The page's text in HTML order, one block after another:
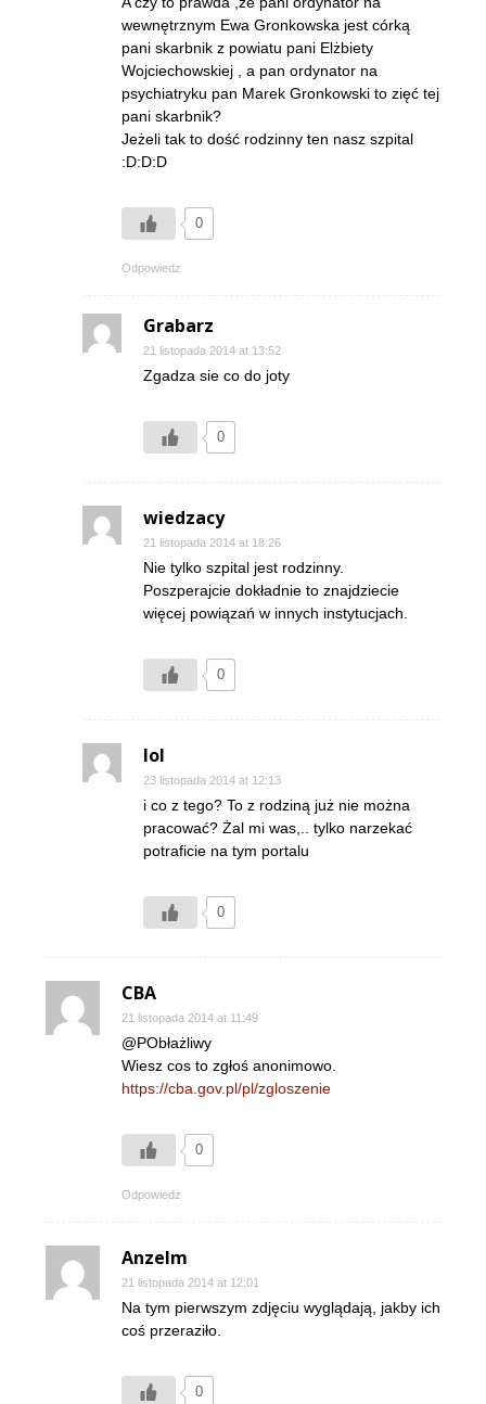
wewnętrznym Ewa Gronkowska jest córką
pani skarbnik z powiatu pani Elżbiety
Wojciechowskiej , a pan ordynator na
psychiatryku pan Marek Gronkowski to zięć tej
pani skarbnik?
Jeżeli tak to dość rodzinny ten nasz szpital
:D:D:D
0
Odpowiedz
Grabarz
21 listopada 2014 at 13:52
Zgadza sie co do joty
0
wiedzacy
21 listopada 2014 at 18:26
Nie tylko szpital jest rodzinny.
Poszperajcie dokładnie to znajdziecie
więcej powiązań w innych instytucjach.
0
lol
23 listopada 2014 at 12:13
i co z tego? To z rodziną już nie można
pracować? Żal mi was,.. tylko narzekać
potraficie na tym portalu
0
CBA
21 listopada 2014 at 11:49
@PObłażliwy
Wiesz cos to zgłoś anonimowo.
https://cba.gov.pl/pl/zgloszenie
0
Odpowiedz
Anzelm
21 listopada 2014 at 12:01
Na tym pierwszym zdjęciu wyglądają, jakby ich
coś przeraziło.
0